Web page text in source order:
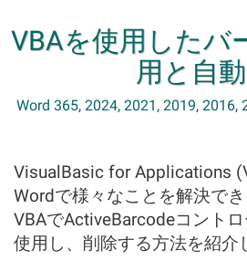
VBAを使用したバ
用と自
Word 365, 2024, 2021, 2019, 2016,
VisualBasic for Applications
Wordで様々なことを解決でき
VBAでActiveBarcodeコントロ
使用し、削除する方法を紹介